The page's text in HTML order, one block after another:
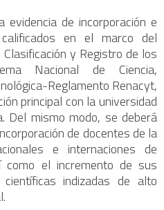
de incorporación e
en el marco del
y Registro de los
Nacional de Ciencia,
Reglamento Renacyt,
principal con la universidad
Del mismo modo, se deberá
de docentes de la
e internaciones de
como el incremento de sus
indizadas de alto